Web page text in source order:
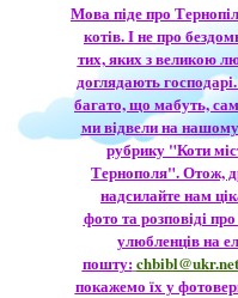
Мова піде про
котів. І не про
тих, яких з великою
доглядають
багато, що мабуть,
ми відвели на нашому
рубрику "Коти
Тернополя". Отож,
надсилайте нам
фото та розповіді про
улюбленців на
пошту:chbibl@ukr.net
покажемо їх у